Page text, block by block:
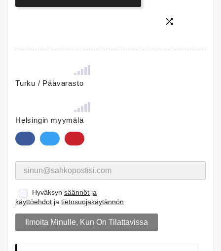

Turku / Päävarasto
Helsingin myymälä
Hyväksyn säännöt ja
käyttöehdot ja tietosuojakäytännön
Ilmoita Minulle, Kun On Tilattavissa